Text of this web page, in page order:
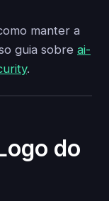
manter a
guia sobre ai-
.
do